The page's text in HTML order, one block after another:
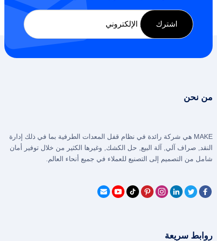
من نحن
MAKE هي شركة رائدة في نظام قفل المعدات الطرفية بما في ذلك إدارة
النقد, صراف آلي, آلة البيع, حل الكشك, وغيرها الكثير من خلال توفير أمان
شامل من التصميم إلى التصنيع للعملاء في جميع أنحاء العالم.
روابط سريعة